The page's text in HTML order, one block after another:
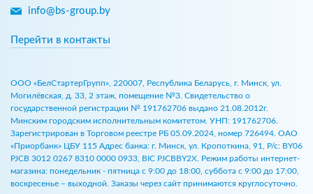
info@bs-group.by
Перейти в контакты
ООО «БелСтартерГрупп», 220007, Республика Беларусь, г. Минск, ул.
Могилёвская, д. 33, 2 этаж, помещение №3. Свидетельство о
государственной регистрации № 191762706 выдано 21.08.2012г.
Минским городским исполнительным комитетом. УНП: 191762706.
Зарегистрирован в Торговом реестре РБ 05.09.2024, номер 726494. ОАО
«Приорбанк» ЦБУ 115 Адрес банка: г. Минск, ул. Кропоткина, 91, Р/с: BY06
PJCB 3012 0267 8310 0000 0933, BIC PJCBBY2X. Режим работы интернет-
магазина: понедельник - пятница с 9:00 до 18:00, суббота с 9:00 до 17:00,
воскресенье – выходной. Заказы через сайт принимаются круглосуточно.